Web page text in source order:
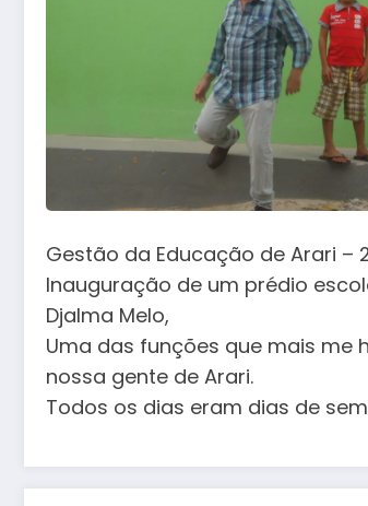
Gestão da Educação de Arari –
Inauguração de um prédio
Djalma Melo,
Uma das funções que mais me
nossa gente de Arari.
Todos os dias eram dias de